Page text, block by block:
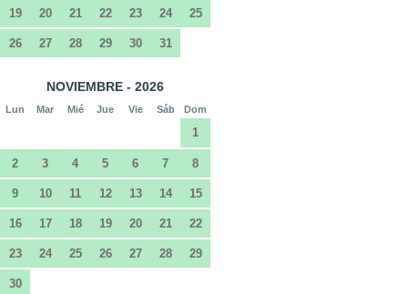
19 20 21 22 23 24 25
26 27 28 29 30 31
NOVIEMBRE - 2026
Lun Mar Mié Jue Vie Sáb Dom
1
2 3 4 5 6 7 8
9 10 11 12 13 14 15
16 17 18 19 20 21 22
23 24 25 26 27 28 29
30